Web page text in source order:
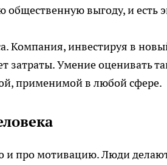
общественную выгоду, и есть
Компания, инвестируя в
затраты. Умение оценивать
применимой в любой сфере.
и про мотивацию. Люди